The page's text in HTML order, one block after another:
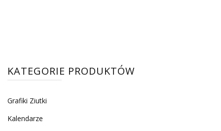
KATEGORIE PRODUKTÓW
Grafiki Ziutki
Kalendarze